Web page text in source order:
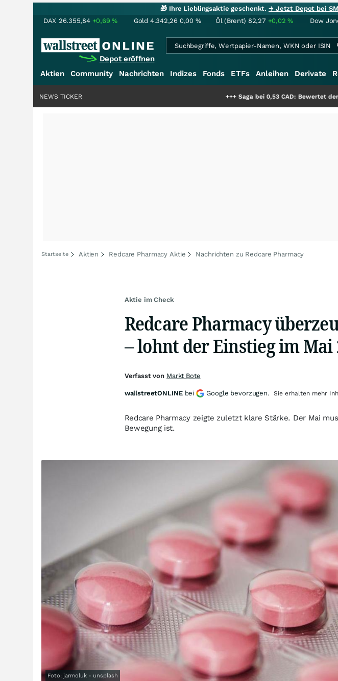
🎁 Ihre Lieblingsaktie geschenkt.→ Jetzt Depot bei
DAX 26.355,84 +0,69% Gold 4.342,26 0,00 % Öl (Brent) 82,27 +0,02% Dow
Depot eröffnen
Aktien Community Nachrichten Indizes Fonds ETFs Anleihen Derivate
Saga bei 0,53 CAD: Bewertet der Markt noch
NEWS TICKER
Startseite Aktien Redcare Pharmacy Aktie Nachrichten zu Redcare Pharmacy
Aktie im Check
Redcare Pharmacy
– lohnt der Einstieg im Mai
Redcare Pharmacy zeigte zuletzt klare Stärke. Der Mai
Bewegung ist.
Foto: jarmoluk - unsplash
Verfasst von Markt Bote
wallstreetONLINE bei Google bevorzugen. Sie erhalten mehr